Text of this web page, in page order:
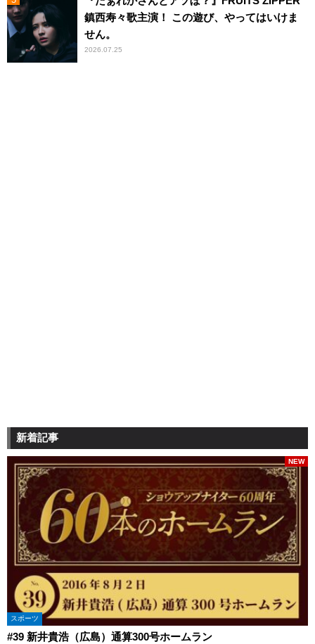
鎮西寿々歌主演！ この遊び、やってはいけま
せん。
2026.07.25
新着記事
スポーツ
#39 新井貴浩（広島）通算300号ホームラン
NEW